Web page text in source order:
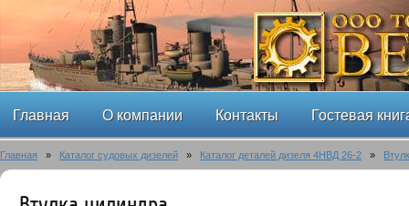
Главная О компании Контакты Гостевая
Главная » Каталог судовых дизелей » Каталог деталей дизеля 4НВД 26-2 »